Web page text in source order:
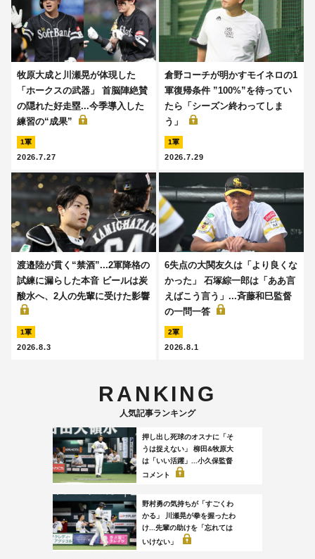
牧原大成と川瀬晃が体現した
「ホークスの武器」 首脳陣絶賛
の隠れた好走塁...今季導入した
練習の“成果”
1軍
2026.7.27
倉野コーチが明かすモイネロの1
軍復帰条件 ”100%”を待ってい
たら「シーズン終わってしま
う」
1軍
2026.7.29
渡邉陸が貫く“禁酒”...2軍降格の
試練に漏らした本音 ビールは炭
酸水へ、2人の先輩に受けた影響
1軍
2026.8.3
6失点の大関友久は「より良くな
かった」 石塚綜一郎は「ああ言
えばこう言う」...斉藤和巳監督
の一問一答
2軍
2026.8.1
RANKING
人気記事ランキング
押し出し死球のオスナに「そ
うは捉えない」 柳田&牧原大
は「いい活躍」...小久保監督
コメント
野村勇の気持ちが「すごくわ
かる」 川瀬晃が拳を握ったわ
け...先輩の助けを「忘れては
いけない」